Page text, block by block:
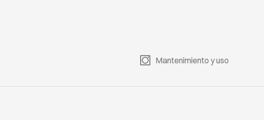
Mantenimiento y uso